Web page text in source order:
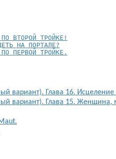
НА ПОРТАЛЕ?
ПО ПЕРВОЙ ТРОЙКЕ.
вариант). Глава 16. Исцеление
вариант). Глава 15. Женщина,